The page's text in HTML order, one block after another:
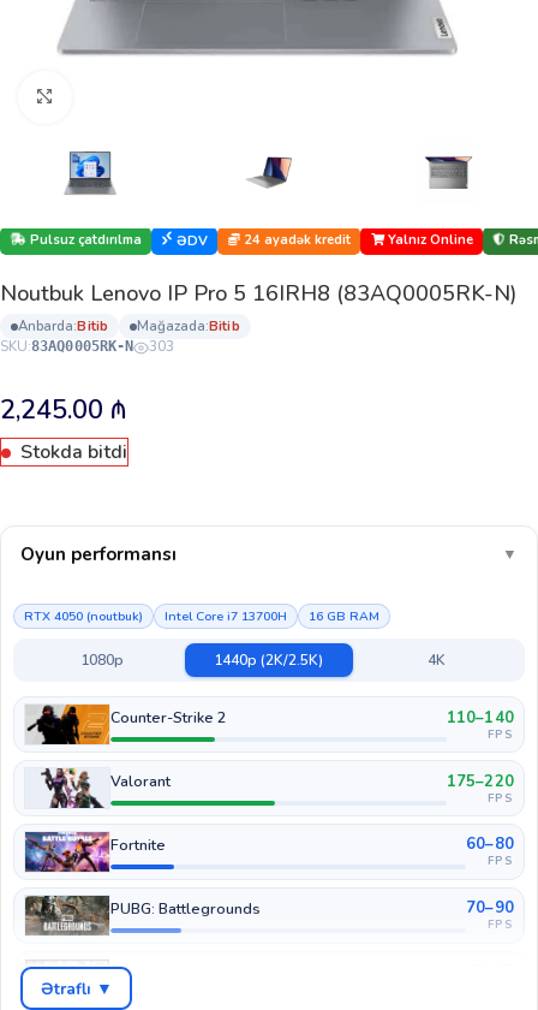
Pulsuz çatdırılma ƏDV 24 ayadək kredit Yalnız Online
Noutbuk Lenovo IP Pro 5 16IRH8 (83AQ0005RK-N)
anbarda: bi̇ti̇b mağazada: bi̇ti̇b
SKU:83AQ0005RK-N 303
2,245.00 ₼
Stokda bitdi
Oyun performansı ▼
RTX 4050 (noutbuk) Intel Core i7 13700H 16 GB RAM
1080p 1440p (2K/2.5K) 4K
Counter-Strike 2 110–140
FPS
Valorant 175–220
FPS
Fortnite 60–80
FPS
PUBG: Battlegrounds 70–90
FPS
GTA V
Ətraflı ▼